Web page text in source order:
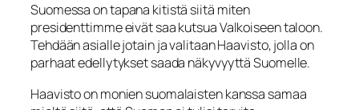
Suomessa on tapana kitistä siitä miten
presidenttimme eivät saa kutsua Valkoiseen taloon.
Tehdään asialle jotain ja valitaan Haavisto, jolla on
parhaat edellytykset saada näkyvyyttä Suomelle.
Haavisto on monien suomalaisten kanssa samaa